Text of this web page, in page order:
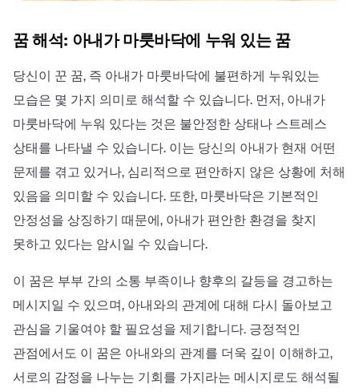
꿈 해석: 아내가 마룻바닥에 누워 있는 꿈
당신이 꾼 꿈, 즉 아내가 마룻바닥에 불편하게 누워있는
모습은 몇 가지 의미로 해석할 수 있습니다. 먼저, 아내가
마룻바닥에 누워 있다는 것은 불안정한 상태나 스트레스
상태를 나타낼 수 있습니다. 이는 당신의 아내가 현재 어떤
문제를 겪고 있거나, 심리적으로 편안하지 않은 상황에 처해
있음을 의미할 수 있습니다. 또한, 마룻바닥은 기본적인
안정성을 상징하기 때문에, 아내가 편안한 환경을 찾지
못하고 있다는 암시일 수 있습니다.
이 꿈은 부부 간의 소통 부족이나 향후의 갈등을 경고하는
메시지일 수 있으며, 아내와의 관계에 대해 다시 돌아보고
관심을 기울여야 할 필요성을 제기합니다. 긍정적인
관점에서도 이 꿈은 아내와의 관계를 더욱 깊이 이해하고,
서로의 감정을 나누는 기회를 가지라는 메시지로도 해석될